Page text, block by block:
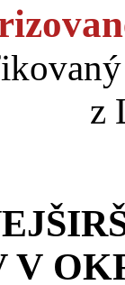
z
V